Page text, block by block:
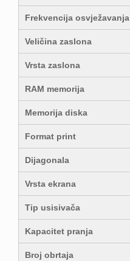
Frekvencija osvježavanja
Veličina zaslona
Vrsta zaslona
RAM memorija
Memorija diska
Format print
Dijagonala
Vrsta ekrana
Tip usisivača
Kapacitet pranja
Broj obrtaja